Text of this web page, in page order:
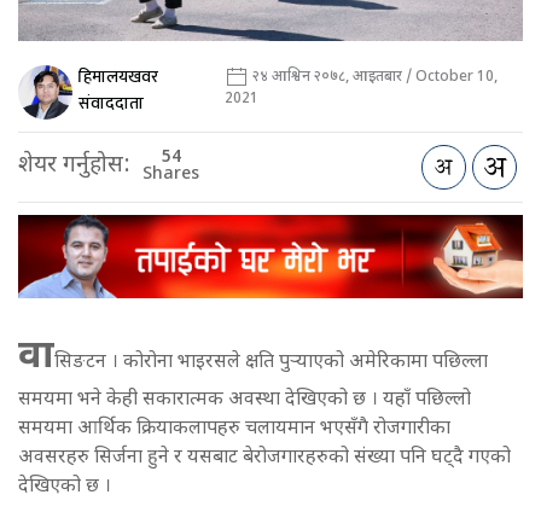
हिमालयखवर
संवाददाता
२४ आश्विन २०७८, आइतबार / October 10,
2021
शेयर गर्नुहोस: 54
Shares
वासिङटन । कोरोना भाइरसले क्षति पुर्‍याएको अमेरिकामा पछिल्ला
समयमा भने केही सकारात्मक अवस्था देखिएको छ । यहाँ पछिल्लो
समयमा आर्थिक क्रियाकलापहरु चलायमान भएसँगै रोजगारीका
अवसरहरु सिर्जना हुने र यसबाट बेरोजगारहरुको संख्या पनि घट्दै गएको
देखिएको छ ।